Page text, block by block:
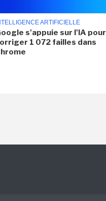
ARTIFICIELLE
s'appuie sur l'IA pour
1 072 failles dans